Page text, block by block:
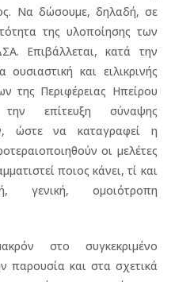
Να δώσουμε, δηλαδή, σε
της υλοποίησης των
Επιβάλλεται, κατά την
και ειλικρινής
της Περιφέρειας Ηπείρου
επίτευξη σύναψης
ώστε να καταγραφεί η
οι μελέτες
ποιος κάνει, τί και
γενική, ομοιότροπη
στο συγκεκριμένο
παρουσία και στα σχετικά